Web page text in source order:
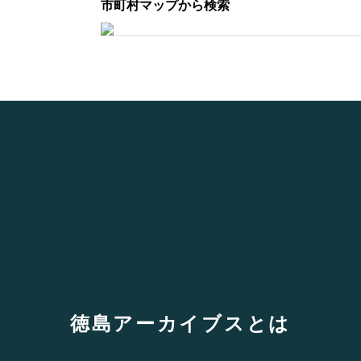
市町村マップから検索
徳島アーカイブスとは